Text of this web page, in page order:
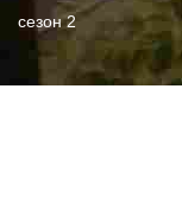
сезон 2